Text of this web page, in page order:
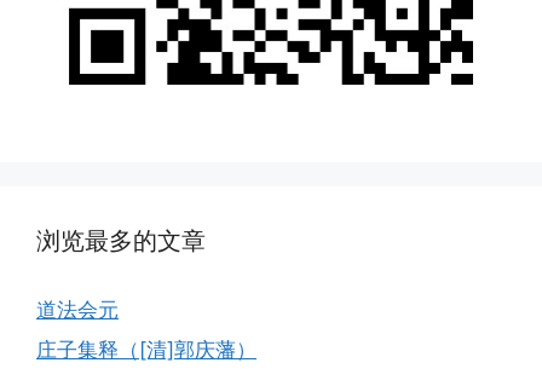
浏览最多的文章
道法会元
庄子集释（[清]郭庆藩）